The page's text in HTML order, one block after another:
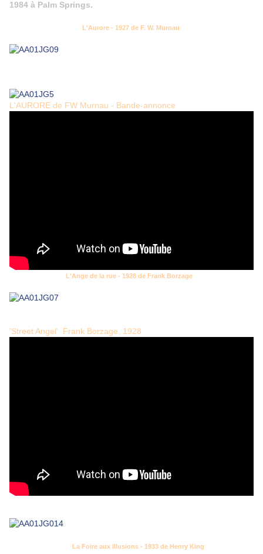
1984 à Palm Springs.
L'Aurore - 1927 de F. W. Murnau
L'AURORE de FW Murnau - Bande-annonce
L'Ange de la rue - 1928 de Frank Borzage
'Street Angel' Frank Borzage, 1928
La Foire aux illusions - 1933 de Henry King